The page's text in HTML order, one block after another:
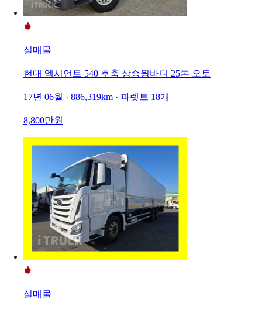
실매물
현대 엑시언트 540 후축 상승윙바디 25톤 오토
17년 06월 · 886,319km · 파렛트 18개
8,800만원
실매물